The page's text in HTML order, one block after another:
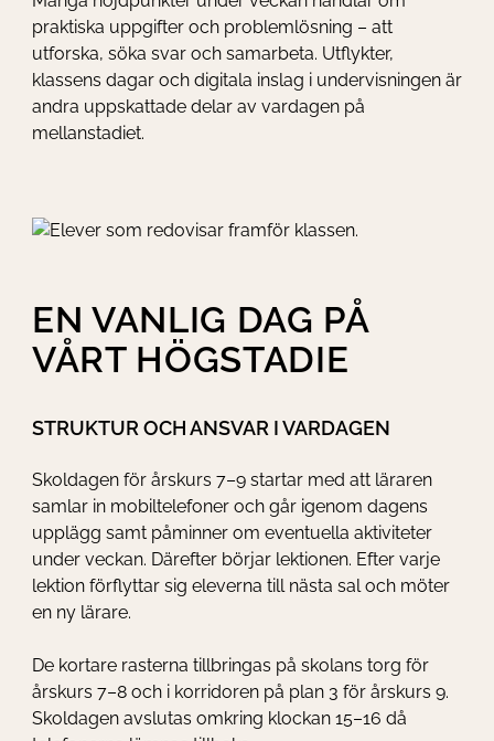
praktiska uppgifter och problemlösning – att
utforska, söka svar och samarbeta. Utflykter,
klassens dagar och digitala inslag i undervisningen är
andra uppskattade delar av vardagen på
mellanstadiet.
EN VANLIG DAG PÅ
VÅRT HÖGSTADIE
STRUKTUR OCH ANSVAR I VARDAGEN
Skoldagen för årskurs 7–9 startar med att läraren
samlar in mobiltelefoner och går igenom dagens
upplägg samt påminner om eventuella aktiviteter
under veckan. Därefter börjar lektionen. Efter varje
lektion förflyttar sig eleverna till nästa sal och möter
en ny lärare.
De kortare rasterna tillbringas på skolans torg för
årskurs 7–8 och i korridoren på plan 3 för årskurs 9.
Skoldagen avslutas omkring klockan 15–16 då